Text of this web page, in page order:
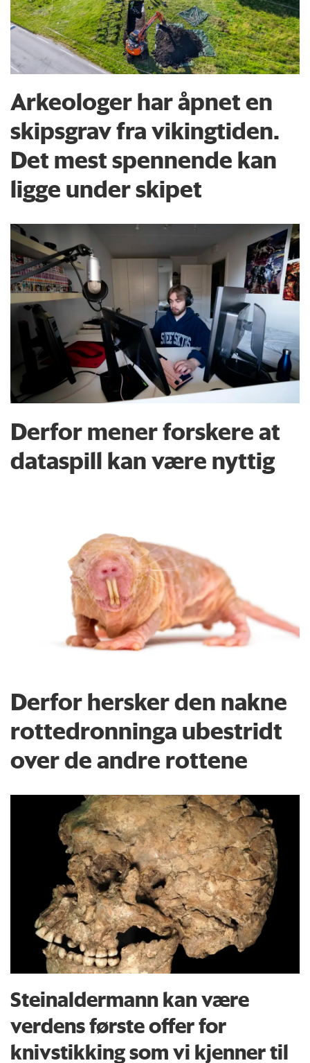
Arkeologer har åpnet en
skipsgrav fra vikingtiden.
Det mest spennende kan
ligge under skipet
Derfor mener forskere at
dataspill kan være nyttig
Derfor hersker den nakne
rottedronninga ubestridt
over de andre rottene
Steinaldermann kan være
verdens første offer for
knivstikking som vi kjenner til